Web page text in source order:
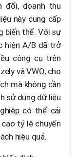
đổi, doanh thu
này cung cấp
biến thể. Với sự
hiện A/B đã trở
công cụ trên
và VWO, cho
mà không cần
sử dụng dữ liệu
có thể cải
tỷ lệ chuyển
hiệu quả.